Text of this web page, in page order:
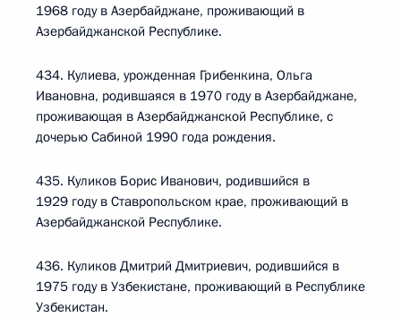
1968 году в Азербайджане, проживающий в
Азербайджанской Республике.
434. Кулиева, урожденная Грибенкина, Ольга
Ивановна, родившаяся в 1970 году в Азербайджане,
проживающая в Азербайджанской Республике, с
дочерью Сабиной 1990 года рождения.
435. Куликов Борис Иванович, родившийся в
1929 году в Ставропольском крае, проживающий в
Азербайджанской Республике.
436. Куликов Дмитрий Дмитриевич, родившийся в
1975 году в Узбекистане, проживающий в Республике
Узбекистан.